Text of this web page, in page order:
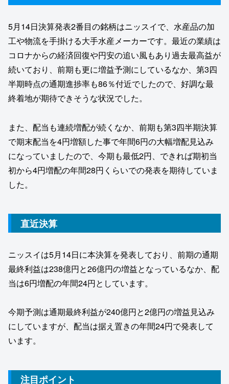
5月14日決算発表2番目の銘柄はニッスイで、水産品の加
工や物流を手掛ける大手水産メーカーです。最近の業績は
コロナからの経済回復や円安の追い風もあり過去最高益が
続いており、前期も更に増益予測にしているなか、第3四
半期時点の通期進捗率も86％付近でしたので、好調な最
終着地が期待できそうな状況でした。
また、配当も連続増配が続くなか、前期も第3四半期決算
で期末配当を4円増額した事で年間6円の大幅増配見込み
になっていましたので、今期も最低2円、できれば期初当
初から4円増配の年間28円くらいでの発表を期待していま
した。
直近決算
ニッスイは5月14日に本決算を発表しており、前期の通期
最終利益は238億円と26億円の増益となっているなか、配
当は6円増配の年間24円としています。
今期予測は通期最終利益が240億円と2億円の増益見込み
にしていますが、配当は据え置きの年間24円で発表して
います。
注目ポイント